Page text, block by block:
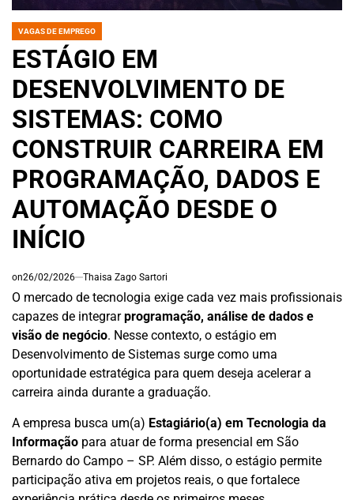
POSTED
VAGAS DE EMPREGO
ESTÁGIO EM
DESENVOLVIMENTO DE
SISTEMAS: COMO
CONSTRUIR CARREIRA EM
PROGRAMAÇÃO, DADOS E
AUTOMAÇÃO DESDE O
INÍCIO
on26/02/2026 Thaisa Zago Sartori
O mercado de tecnologia exige cada vez mais profissionais
capazes de integrarprogramação, análise de dados e
visão de negócio. Nesse contexto, o estágio em
Desenvolvimento de Sistemas surge como uma
oportunidade estratégica para quem deseja acelerar a
carreira ainda durante a graduação.
A empresa busca um(a) Estagiário(a) em Tecnologia da
Informação para atuar de forma presencial em São
Bernardo do Campo – SP. Além disso, o estágio permite
participação ativa em projetos reais, o que fortalece